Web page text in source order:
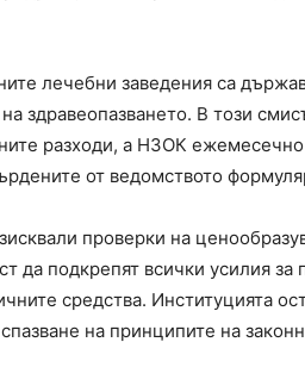
лечебни заведения са
здравеопазването. В този
разходи, а НЗОК ежемесечно
от ведомството
проверки на
да подкрепят всички усилия за
средства. Институцията
на принципите на